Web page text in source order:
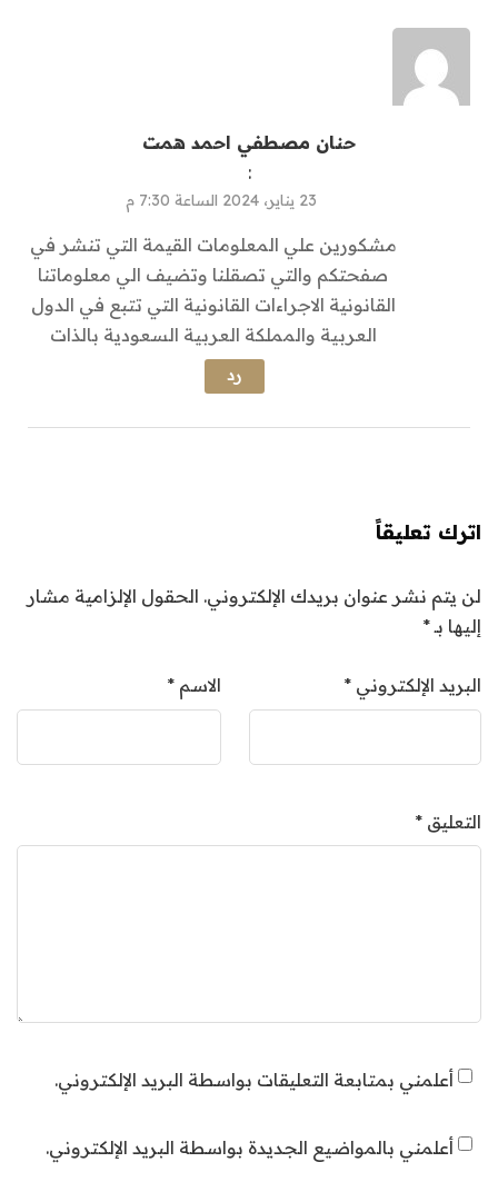
حنان مصطفي احمد همت
:
23 يناير، 2024 الساعة 7:30 م
مشكورين علي المعلومات القيمة التي تنشر في
صفحتكم والتي تصقلنا وتضيف الي معلوماتنا
القانونية الاجراءات القانونية التي تتبع في الدول
العربية والمملكة العربية السعودية بالذات
رد
اترك تعليقاً
لن يتم نشر عنوان بريدك الإلكتروني. الحقول الإلزامية مشار
إليها بـ*
الاسم * البريد الإلكتروني *
التعليق *
أعلمني بمتابعة التعليقات بواسطة البريد الإلكتروني.
أعلمني بالمواضيع الجديدة بواسطة البريد الإلكتروني.